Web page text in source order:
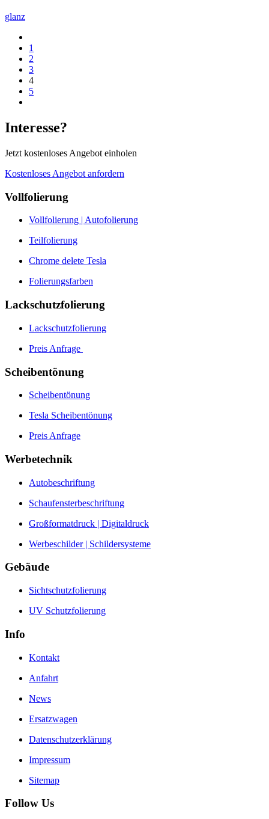
glanz
1
2
3
4
5
Interesse?
Jetzt kostenloses Angebot einholen
Kostenloses Angebot anfordern
Vollfolierung
Vollfolierung | Autofolierung
Teilfolierung
Chrome delete Tesla
Folierungsfarben
Lackschutzfolierung
Lackschutzfolierung
Preis Anfrage
Scheibentönung
Scheibentönung
Tesla Scheibentönung
Preis Anfrage
Werbetechnik
Autobeschriftung
Schaufensterbeschriftung
Großformatdruck | Digitaldruck
Werbeschilder | Schildersysteme
Gebäude
Sichtschutzfolierung
UV Schutzfolierung
Info
Kontakt
Anfahrt
News
Ersatzwagen
Datenschutzerklärung
Impressum
Sitemap
Follow Us